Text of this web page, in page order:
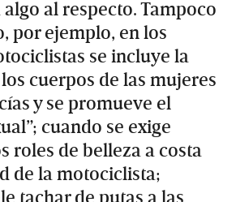
algo al respecto. Tampoco
por ejemplo, en los
se incluye la
cuerpos de las mujeres
y se promueve el
cuando se exige
roles de belleza a costa
de la motociclista;